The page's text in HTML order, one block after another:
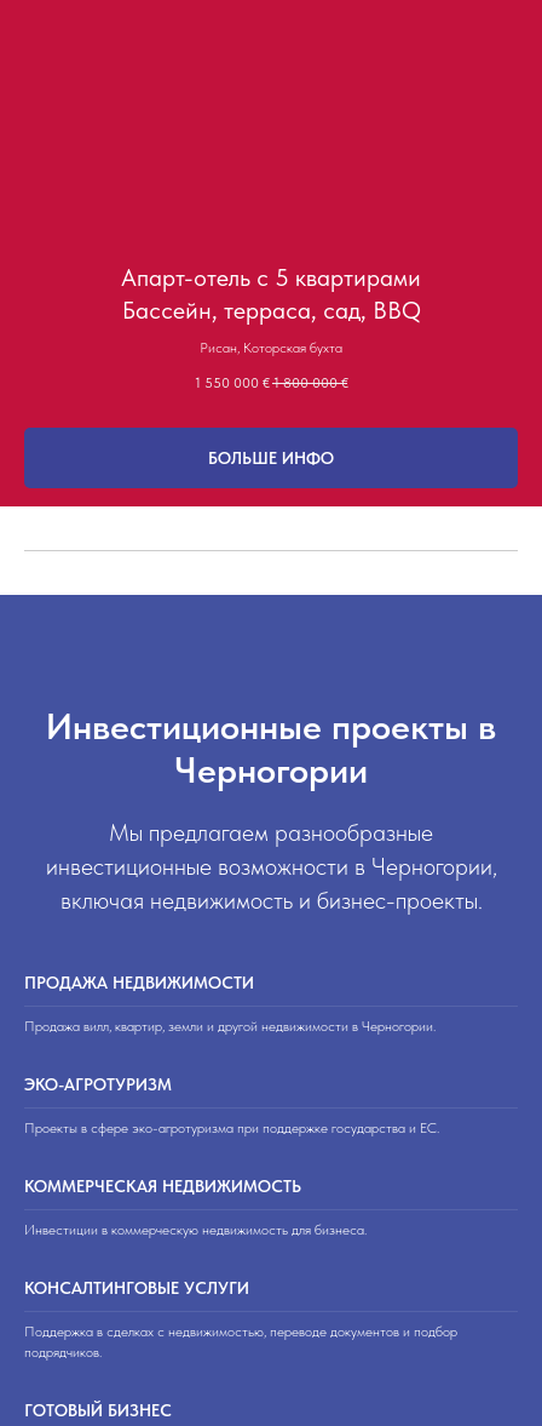
Апарт-отель с 5 квартирами
Бассейн, терраса, сад, BBQ
Рисан, Которская бухта
1 550 000 € 1 800 000 €
БОЛЬШЕ ИНФО
Инвестиционные проекты в
Черногории
Мы предлагаем разнообразные
инвестиционные возможности в Черногории,
включая недвижимость и бизнес-проекты.
ПРОДАЖА НЕДВИЖИМОСТИ
Продажа вилл, квартир, земли и другой недвижимости в Черногории.
ЭКО-АГРОТУРИЗМ
Проекты в сфере эко-агротуризма при поддержке государства и ЕС.
КОММЕРЧЕСКАЯ НЕДВИЖИМОСТЬ
Инвестиции в коммерческую недвижимость для бизнеса.
КОНСАЛТИНГОВЫЕ УСЛУГИ
Поддержка в сделках с недвижимостью, переводе документов и подбор
подрядчиков.
ГОТОВЫЙ БИЗНЕС